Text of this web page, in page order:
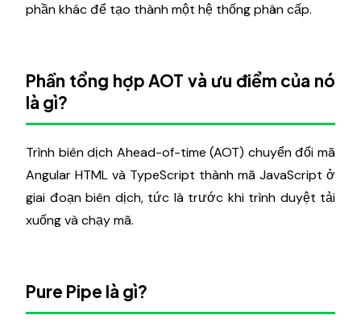
phần khác để tạo thành một hệ thống phân cấp.
Phần tổng hợp AOT và ưu điểm của nó
là gì?
Trình biên dịch Ahead-of-time (AOT) chuyển đổi mã
Angular HTML và TypeScript thành mã JavaScript ở
giai đoạn biên dịch, tức là trước khi trình duyệt tải
xuống và chạy mã.
Pure Pipe là gì?